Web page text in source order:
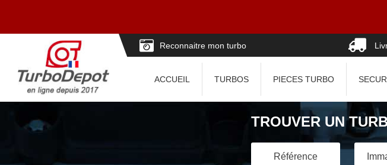
Reconnaitre mon turbo
ACCUEIL TURBOS PIECES TURBO
TROUVER UN
Référence